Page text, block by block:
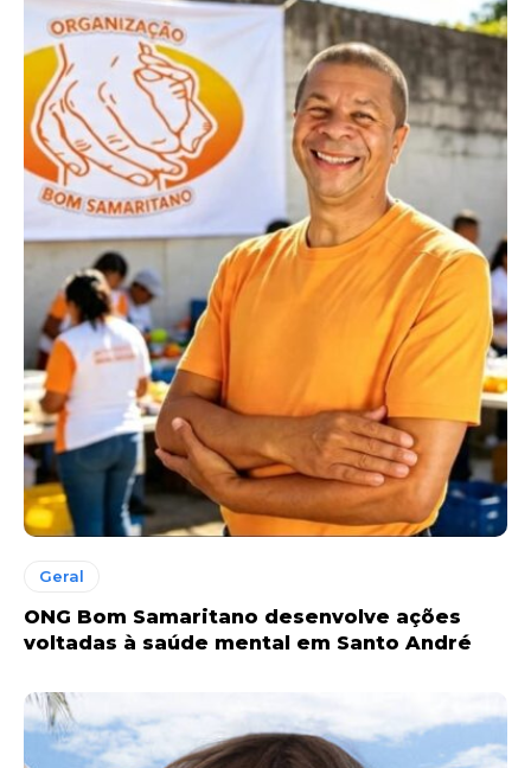
Geral
ONG Bom Samaritano desenvolve ações
voltadas à saúde mental em Santo André